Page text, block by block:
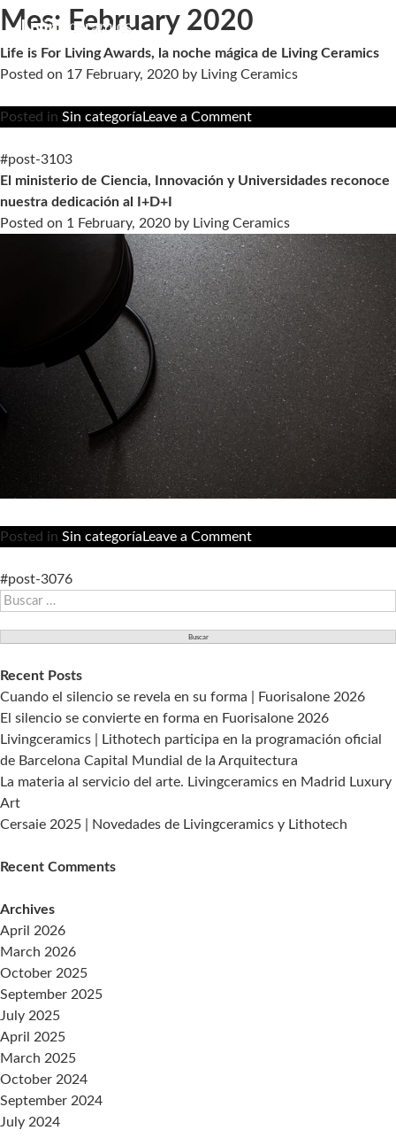
Mes: February 2020
Life is For Living Awards, la noche mágica de Living Ceramics
Posted on 17 February, 2020 by Living Ceramics
Posted in Sin categoría Leave a Commenton
For
Awards,
la
noche
mágica
de
Living
Ceramics
#post-3103
El ministerio de Ciencia, Innovación y Universidades reconoce
nuestra dedicación al I+D+I
Posted on 1 February, 2020 by Living Ceramics
Posted in Sin categoría Leave a Commenton
Innovación
reconoce
nuestra
dedicación
al
I+D+I
#post-3076
Buscar:
Recent Posts
Cuando el silencio se revela en su forma | Fuorisalone 2026
El silencio se convierte en forma en Fuorisalone 2026
Livingceramics | Lithotech participa en la programación oficial
de Barcelona Capital Mundial de la Arquitectura
La materia al servicio del arte. Livingceramics en Madrid Luxury
Art
Cersaie 2025 | Novedades de Livingceramics y Lithotech
Recent Comments
Archives
April 2026
March 2026
October 2025
September 2025
July 2025
April 2025
March 2025
October 2024
September 2024
July 2024